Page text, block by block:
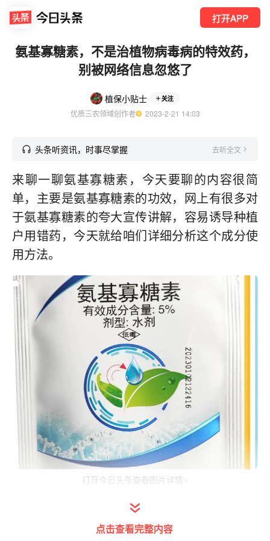
打开APP
氨基寡糖素，不是治植物病毒病的特效药，
别被网络信息忽悠了
植保小贴士 关注
优质三农领域创作者
  2023-2-21 14:03
头条听资讯，时事尽掌握 去听全文
来聊一聊氨基寡糖素，今天要聊的内容很简
单，主要是氨基寡糖素的功效，网上有很多对
于氨基寡糖素的夸大宣传讲解，容易诱导种植
户用错药，今天就给咱们详细分析这个成分使
用方法。
打开今日头条查看图片详情
氨基寡糖素是农药还是营养成分？
点击查看完整内容